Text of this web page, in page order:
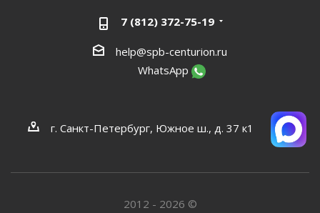
7 (812) 372-75-19
help@spb-centurion.ru
WhatsApp
г. Санкт-Петербург, Южное ш., д. 37 к1
2012 - 2026 ©